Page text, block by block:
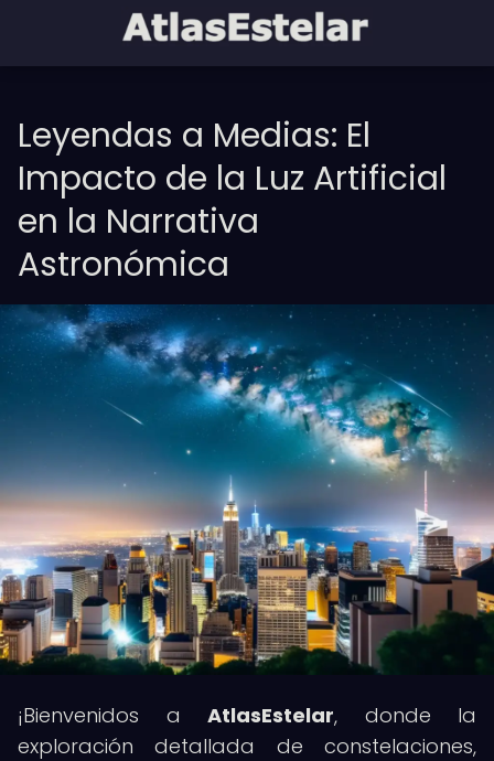
Leyendas a Medias: El
Impacto de la Luz Artificial
en la Narrativa
Astronómica
¡Bienvenidos a AtlasEstelar, donde la
exploración detallada de constelaciones,